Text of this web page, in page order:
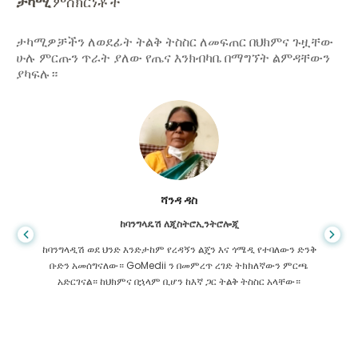
ታካሚዎቻችን ለወደፊት ትልቅ ትስስር ለመፍጠር በህክምና ጉዟቸው
ሁሉ ምርጡን ጥራት ያለው የጤና እንክብካቤ በማግኘት ልምዳቸውን
ያካፍሉ።
ሻንዳ ዳስ
ከባንግላዴሽ ለጂስትሮኢንትሮሎጂ
ከባንግላዲሽ ወደ ህንድ እንድታከም የረዳኝን ልጄን እና ጎሜዲ የተባለውን ድንቅ
ቡድን አመሰግናለው። GoMedii ን በመምረጥ ረገድ ትክክለኛውን ምርጫ
አድርገናል። ከህክምና በኋላም ቢሆን ከእኛ ጋር ትልቅ ትስስር አላቸው።